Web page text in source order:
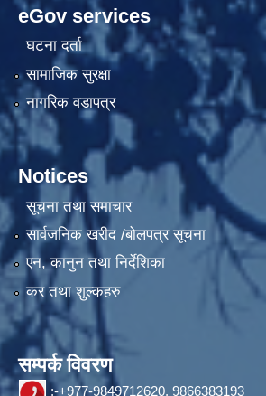
eGov services
घटना दर्ता
सामाजिक सुरक्षा
नागरिक वडापत्र
Notices
सूचना तथा समाचार
सार्वजनिक खरीद /बोलपत्र सूचना
एन, कानुन तथा निर्देशिका
कर तथा शुल्कहरु
सम्पर्क विवरण
:-+977-9849712620, 9866383193